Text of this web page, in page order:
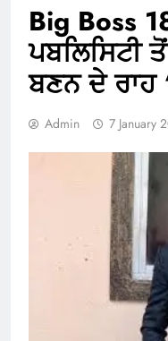
Big Boss
ਪਬਲਿਸਿਟੀ
ਬਣਨ ਦੇ ਰਾਹ
Admin 7 January